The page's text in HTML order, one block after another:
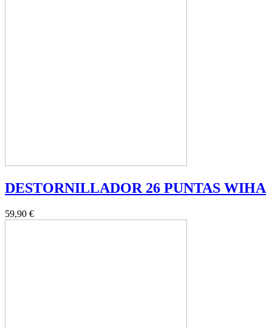
DESTORNILLADOR 26 PUNTAS WIHA
59,90 €